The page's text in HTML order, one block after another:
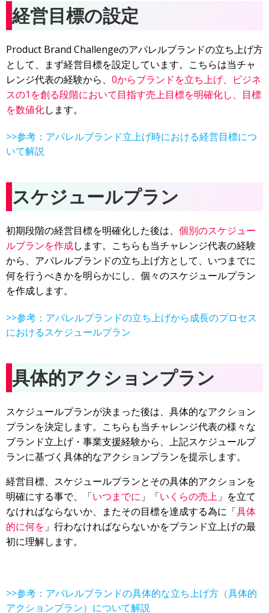
経営目標の設定
Product Brand Challengeのアパレルブランドの立ち上げ方
として、まず経営目標を設定しています。こちらは当チャ
レンジ代表の経験から、 0からブランドを立ち上げ、ビジネ
スの1を創る段階において目指す売上目標を明確化し、目標
を数値化します。
>>参考：アパレルブランド立上げ時における経営目標につ
いて解説
スケジュールプラン
初期段階の経営目標を明確化した後は、 個別のスケジュー
ルプランを作成します。こちらも当チャレンジ代表の経験
から、アパレルブランドの立ち上げ方として、いつまでに
何を行うべきかを明らかにし、個々のスケジュールプラン
を作成します。
>>参考：アパレルブランドの立ち上げから成長のプロセス
におけるスケジュールプラン
具体的アクションプラン
スケジュールプランが決まった後は、具体的なアクション
プランを決定します。こちらも当チャレンジ代表の様々な
ブランド立上げ・事業支援経験から、上記スケジュールプ
ランに基づく具体的なアクションプランを提示します。
経営目標、スケジュールプランとその具体的アクションを
明確にする事で、「いつまでに 」「いくらの売上 」を立て
なければならないか、またその目標を達成する為に「具体
的に何を 」行わなければならないかをブランド立上げの最
初に理解します。
>>参考：アパレルブランドの具体的な立ち上げ方（具体的
アクションプラン）について解説